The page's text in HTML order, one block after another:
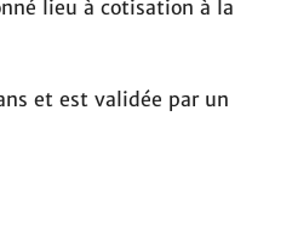
lieu à cotisation à la
et est validée par un